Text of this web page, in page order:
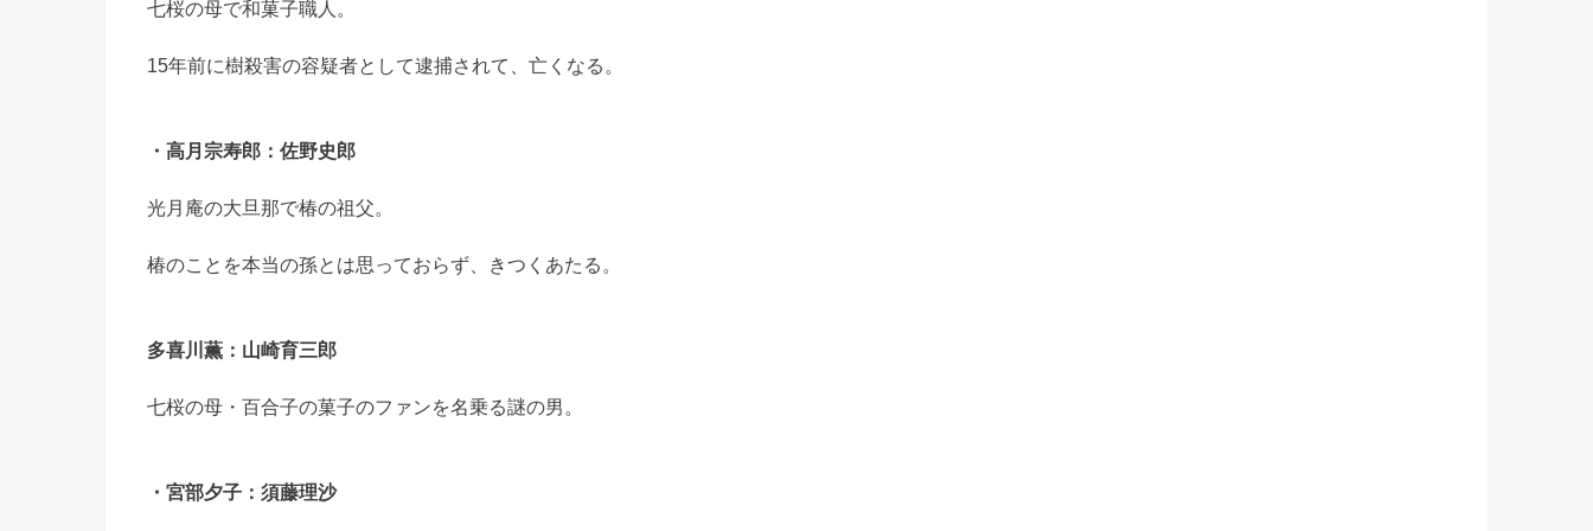
七桜の母で和菓子職人。
15年前に樹殺害の容疑者として逮捕されて、亡くなる。
・高月宗寿郎：佐野史郎
光月庵の大旦那で椿の祖父。
椿のことを本当の孫とは思っておらず、きつくあたる。
多喜川薫：山崎育三郎
七桜の母・百合子の菓子のファンを名乗る謎の男。
・宮部夕子：須藤理沙